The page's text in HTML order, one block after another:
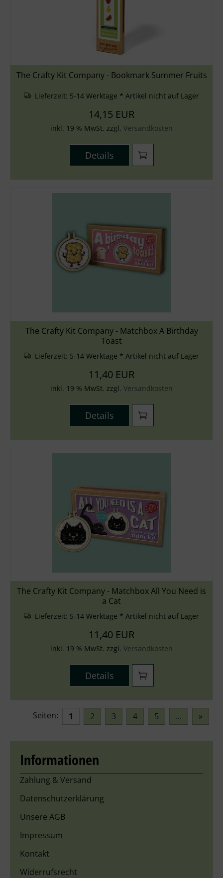
The Crafty Kit Company - Bookmark Summer Fruits
Lieferzeit: 5-14 Werktage * Artikel nicht auf Lager
14,15 EUR
inkl. 19 % MwSt. zzgl. Versandkosten
Details
The Crafty Kit Company - Matchbox A Birthday
Toast
Lieferzeit: 5-14 Werktage * Artikel nicht auf Lager
11,40 EUR
inkl. 19 % MwSt. zzgl. Versandkosten
Details
The Crafty Kit Company - Matchbox All You Need is
a Cat
Lieferzeit: 5-14 Werktage * Artikel nicht auf Lager
11,40 EUR
inkl. 19 % MwSt. zzgl. Versandkosten
Details
Seiten: 1 2 3 4 5 ... »
Informationen
Zahlung & Versand
Datenschutzerklärung
Unsere AGB
Impressum
Kontakt
Widerrufsrecht